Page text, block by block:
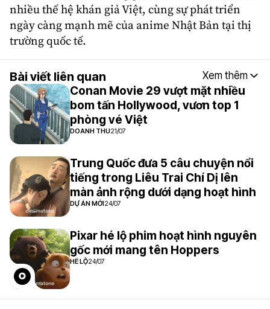
nhiều thế hệ khán giả Việt, cùng sự phát triển
ngày càng mạnh mẽ của anime Nhật Bản tại thị
trường quốc tế.
Bài viết liên quan Xem thêm
Conan Movie 29 vượt mặt nhiều
bom tấn Hollywood, vươn top 1
phòng vé Việt
DOANH THU21/07
Trung Quốc đưa 5 câu chuyện nổi
tiếng trong Liêu Trai Chí Dị lên
màn ảnh rộng dưới dạng hoạt hình
DỰ ÁN MỚI24/07
Pixar hé lộ phim hoạt hình nguyên
gốc mới mang tên Hoppers
HÉ LỘ24/07